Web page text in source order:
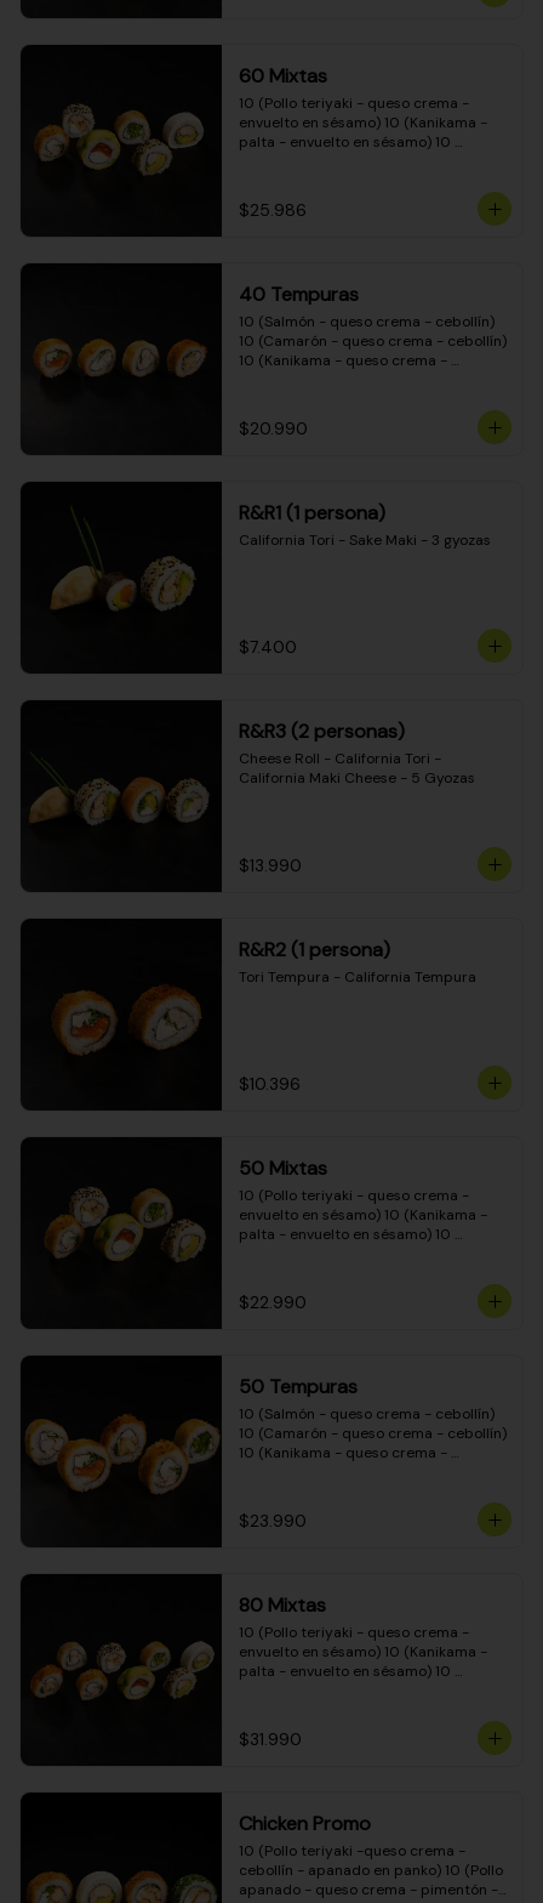
(Pimentón - queso crema - cebollín -
envuelto en masa tempura)
60 Mixtas
10 (Pollo teriyaki - queso crema -
envuelto en sésamo) 10 (Kanikama -
palta - envuelto en sésamo) 10
envuelto en queso crema) 10
(Camarón - queso crema - cebollín -
$25.986
40 Tempuras
10 (Salmón - queso crema - cebollín)
10 (Camarón - queso crema - cebollín)
10 (Kanikama - queso crema -
$20.990
R&R1 (1 persona)
California Tori - Sake Maki - 3 gyozas
$7.400
R&R3 (2 personas)
Cheese Roll - California Tori -
California Maki Cheese - 5 Gyozas
$13.990
R&R2 (1 persona)
Tori Tempura - California Tempura
$10.396
50 Mixtas
10 (Pollo teriyaki - queso crema -
envuelto en sésamo) 10 (Kanikama -
palta - envuelto en sésamo) 10
cebollín - envuelto en masa tempura)
10 (Pimentón - queso crema - cebollín
$22.990
50 Tempuras
10 (Salmón - queso crema - cebollín)
10 (Camarón - queso crema - cebollín)
10 (Kanikama - queso crema -
crema - cebollín)
$23.990
80 Mixtas
10 (Pollo teriyaki - queso crema -
envuelto en sésamo) 10 (Kanikama -
palta - envuelto en sésamo) 10
envuelto en queso crema) 10
(Camarón - queso crema - cebollín -
teriyaki - queso crema - cebollín -
envuelto en masa tempura) 10
(Pimentón - queso crema - cebollín -
envuelto en masa tempura)
$31.990
Chicken Promo
10 (Pollo teriyaki -queso crema -
cebollín - apanado en panko) 10 (Pollo
apanado - queso crema - pimentón -